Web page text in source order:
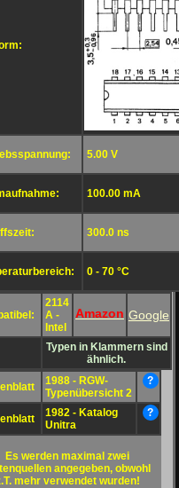
5.00 V
100.00 mA
300.0 ns
0 - 70 °C
2114
A -
Intel
Amazon Google
Typen in Klammern sind
ähnlich.
1988 - RGW-
Typenübersicht 2
?
1982 - Katalog
Unitra
?
Es werden maximal zwei
angegeben, obwohl
mehr verwendet wurden!